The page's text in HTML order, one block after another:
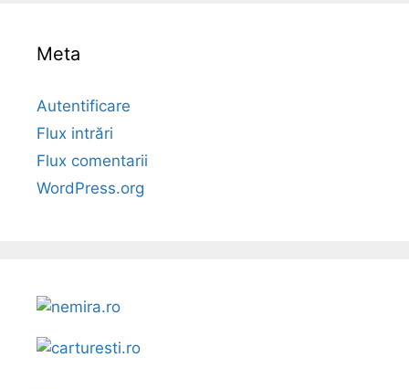
Meta
Autentificare
Flux intrări
Flux comentarii
WordPress.org